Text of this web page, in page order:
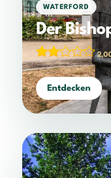
WATERFORD
Der
Entdecken